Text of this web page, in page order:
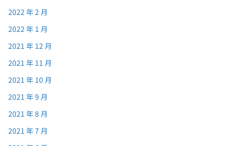
2022 年 2 月
2022 年 1 月
2021 年 12 月
2021 年 11 月
2021 年 10 月
2021 年 9 月
2021 年 8 月
2021 年 7 月